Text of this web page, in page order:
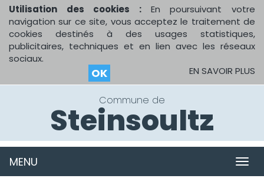
Utilisation des cookies : En poursuivant votre
navigation sur ce site, vous acceptez le traitement de
cookies destinés à des usages statistiques,
publicitaires, techniques et en lien avec les réseaux
sociaux.
OK EN SAVOIR PLUS
Commune de
Steinsoultz
MENU